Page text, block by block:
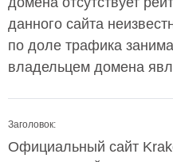
данного сайта
по доле трафика
владельцем домена
Заголовок:
Официальный сайт